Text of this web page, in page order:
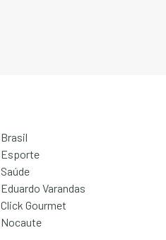
Brasil
Esporte
Saúde
Eduardo Varandas
Click Gourmet
Nocaute